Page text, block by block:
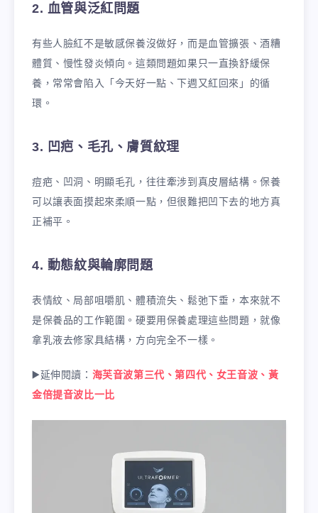
2. 血管與泛紅問題
有些人臉紅不是敏感保養沒做好，而是血管擴張、酒糟
體質、慢性發炎傾向。這類問題如果只一直換舒緩保
養，常常會陷入「今天好一點、下週又紅回來」的循
環。
3. 凹疤、毛孔、膚質紋理
痘疤、凹洞、明顯毛孔，往往牽涉到真皮層結構。保養
可以讓表面摸起來柔順一點，但很難把凹下去的地方真
正補平。
4. 動態紋與輪廓問題
表情紋、局部咀嚼肌、體積流失、鬆弛下垂，本來就不
是保養品的工作範圍。硬要用保養處理這些問題，就像
拿乳液去修家具結構，方向完全不一樣。
▶️延伸閱讀： 海芙音波第三代、第四代、女王音波、黃
金倍提音波比一比